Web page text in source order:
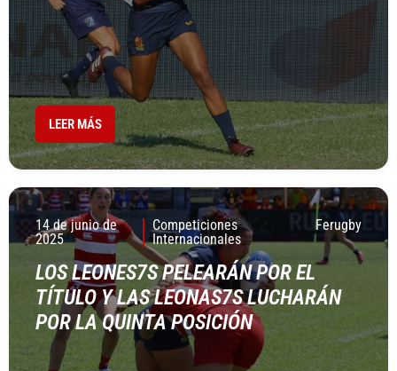
LEER MÁS
14 de junio de
2025
Competiciones
Internacionales
Ferugby
LOS LEONES7S PELEARÁN POR EL
TÍTULO Y LAS LEONAS7S LUCHARÁN
POR LA QUINTA POSICIÓN